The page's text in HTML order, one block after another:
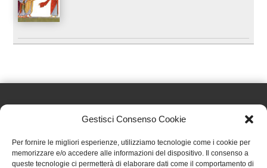
Gestisci Consenso Cookie
Per fornire le migliori esperienze, utilizziamo tecnologie come i cookie per
memorizzare e/o accedere alle informazioni del dispositivo. Il consenso a
queste tecnologie ci permetterà di elaborare dati come il comportamento di
Effatà Editrice di Pellegrino Paolo SAS
C.F. e P.IVA 09655250018